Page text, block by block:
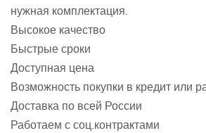
нужная комплектация.
Высокое качество
Быстрые сроки
Доступная цена
Возможность покупки в кредит или
Доставка по всей России
Работаем с соц.контрактами